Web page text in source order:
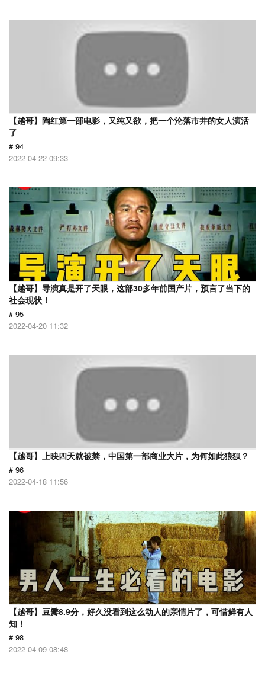
【越哥】陶红第一部电影，又纯又欲，把一个沦落市井的女人演活
了
# 94
2022-04-22 09:33
【越哥】导演真是开了天眼，这部30多年前国产片，预言了当下的
社会现状！
# 95
2022-04-20 11:32
【越哥】上映四天就被禁，中国第一部商业大片，为何如此狼狈？
# 96
2022-04-18 11:56
【越哥】豆瓣8.9分，好久没看到这么动人的亲情片了，可惜鲜有人
知！
# 98
2022-04-09 08:48